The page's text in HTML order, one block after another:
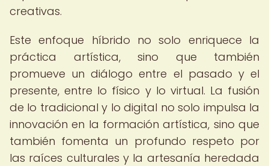
creativas.
Este enfoque híbrido no solo enriquece la
práctica artística, sino que también
promueve un diálogo entre el pasado y el
presente, entre lo físico y lo virtual. La fusión
de lo tradicional y lo digital no solo impulsa la
innovación en la formación artística, sino que
también fomenta un profundo respeto por
las raíces culturales y la artesanía heredada